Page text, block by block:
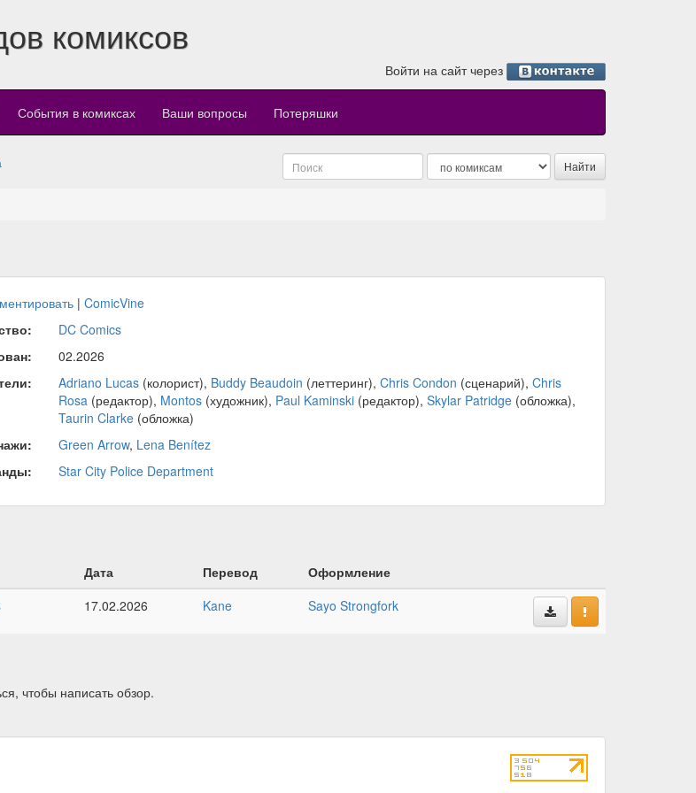
комиксов
Войти на сайт через
События в комиксах Ваши вопросы Потеряшки
| ComicVine
DC Comics
02.2026
Adriano Lucas(колорист), Buddy Beaudoin (леттеринг), Chris Condon (сценарий), Chris
Rosa(редактор), Montos(художник), Paul Kaminski(редактор), Skylar Patridge(обложка),
Taurin Clarke(обложка)
Green Arrow, Lena Benítez
Star City Police Department
Дата Перевод
Оформление
17.02.2026 Kane Sayo Strongfork
чтобы написать обзор.